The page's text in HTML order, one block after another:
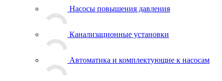
Насосы повышения давления
Канализационные установки
Автоматика и комплектующие к насосам